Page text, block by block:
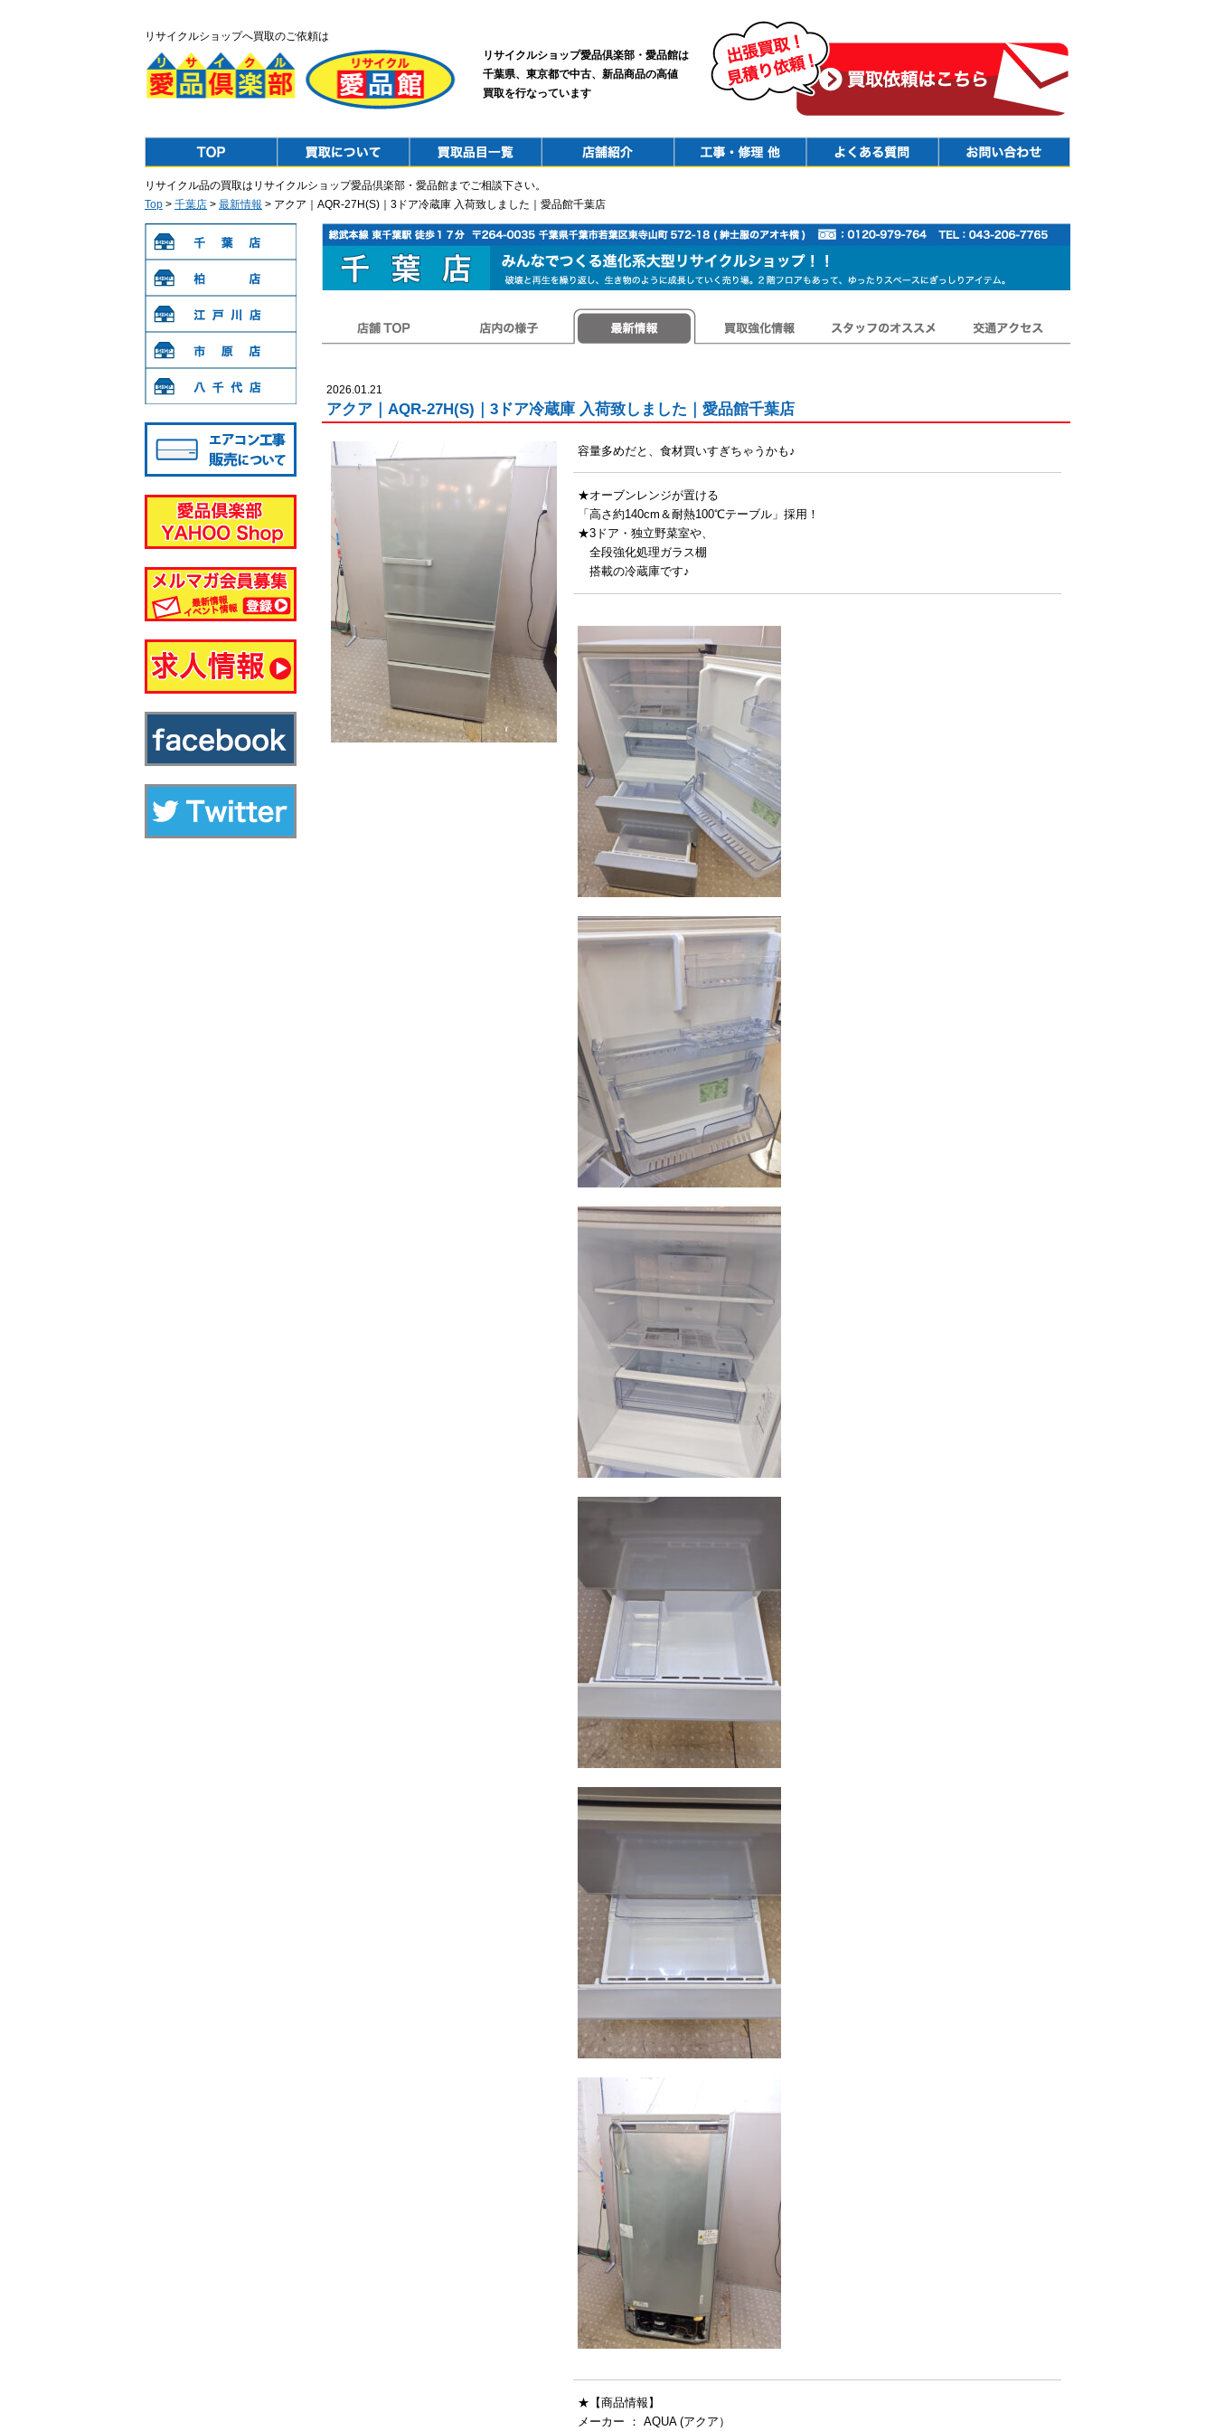
リサイクルショップへ買取のご依頼は
リサイクルショップ愛品倶楽部・愛品館は
千葉県、東京都で中古、新品商品の高値
買取を行なっています
リサイクル品の買取はリサイクルショップ愛品倶楽部・愛品館までご相談下さい。
Top > 千葉店 > 最新情報 > アクア｜AQR-27H(S)｜3ドア冷蔵庫 入荷致しました｜愛品館千葉店
2026.01.21
アクア｜AQR-27H(S)｜3ドア冷蔵庫 入荷致しました｜愛品館千葉店
容量多めだと、食材買いすぎちゃうかも♪
★オーブンレンジが置ける
「高さ約140cm＆耐熱100℃テーブル」採用！
★3ドア・独立野菜室や、
全段強化処理ガラス棚
搭載の冷蔵庫です♪
★【商品情報】
メーカー ： AQUA (アクア）